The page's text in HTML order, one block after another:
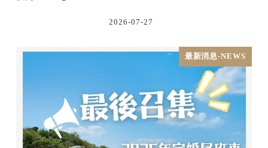
2026-07-27
最新消息-NEWS